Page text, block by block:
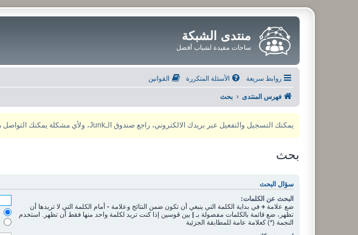
منتدى الشبكة
ساحات مفيدة لشباب أفضل
روابط سريعة الأسئلة المتكررة القوانين
فهرس المنتدى بحث
يمكنك التسجيل والتفعيل عبر بريدك الالكتروني، راجع صندوق الـJunk، ولأي مشكلة يمكنك التواصل مع مدير المنتدى عبر أي من وسائل التواصل الاجتماعي
بحث
سؤال البحث
البحث عن الكلمات:
ضع علامة + في بداية الكلمة التي ينبغي أن تكون ضمن النتائج وعلامة - أمام الكلمة التي لا تريدها أن
تظهر، ضع قائمة بالكلمات مفصولة بـ | بين قوسين إذا كنت تريد لكلمة واحد منها فقط أن تظهر. استخدم
النجمة (*) كعلامة عامة للمطابقة الجزئية